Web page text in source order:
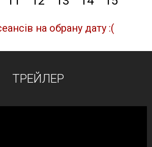
на обрану дату :(
ТРЕЙЛЕР